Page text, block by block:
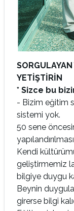
YETİŞTİRİN
* Sizce bu
- Bizim eğitim
sistemi yok.
50 sene
Kendi
geliştirmemiz
bilgiye duygu
Beynin
girerse bilgi